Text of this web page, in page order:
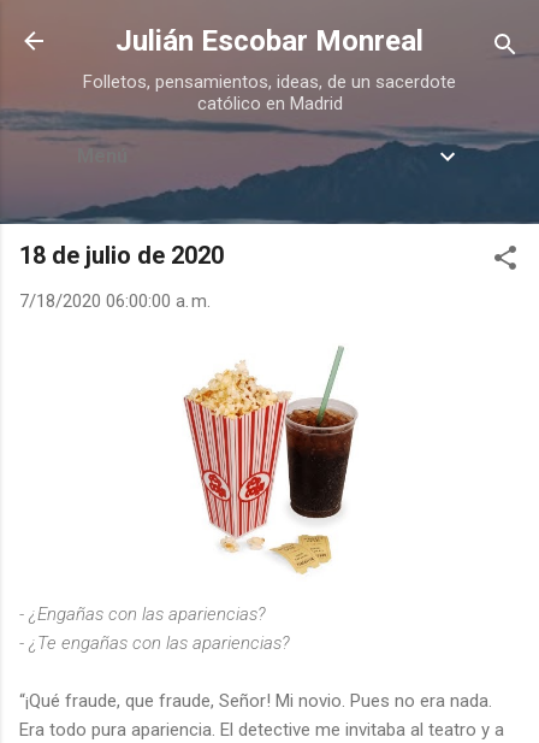
Ir al contenido principal
Julián Escobar Monreal
Folletos, pensamientos, ideas, de un sacerdote
católico en Madrid
Menú
18 de julio de 2020
7/18/2020 06:00:00 a. m.
- ¿Engañas con las apariencias?
- ¿Te engañas con las apariencias?
“¡Qué fraude, que fraude, Señor! Mi novio. Pues no era nada.
Era todo pura apariencia. El detective me invitaba al teatro y a